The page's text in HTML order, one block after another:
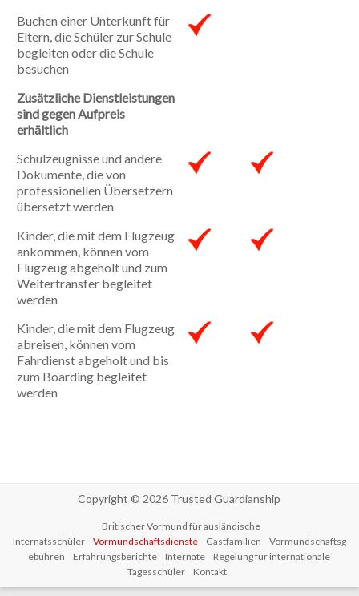
Buchen einer Unterkunft für
Eltern, die Schüler zur Schule
begleiten oder die Schule
besuchen
Zusätzliche Dienstleistungen
sind gegen Aufpreis
erhältlich
Schulzeugnisse und andere
Dokumente, die von
professionellen Übersetzern
übersetzt werden
Kinder, die mit dem Flugzeug
ankommen, können vom
Flugzeug abgeholt und zum
Weitertransfer begleitet
werden
Kinder, die mit dem Flugzeug
abreisen, können vom
Fahrdienst abgeholt und bis
zum Boarding begleitet
werden
Copyright © 2026 Trusted Guardianship
Britischer Vormund für ausländische
Internatsschüler
Vormundschaftsdienste Gastfamilien
Vormundschaftsg
ebühren
Erfahrungsberichte Internate
Regelung für internationale
Tagesschüler
Kontakt